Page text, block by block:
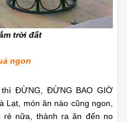
trời đất
ngon
ĐỪNG, ĐỪNG BAO GIỜ
Lạt, món ăn nào cũng ngon,
rẻ nữa, thành ra ăn đến no